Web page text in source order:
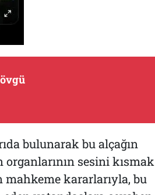
bulunarak bu alçağın
organlarının sesini kısmak
kararlarıyla, bu